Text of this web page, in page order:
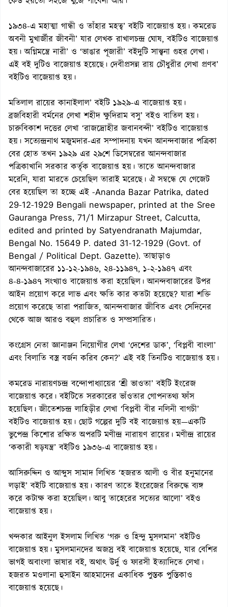
১৯৩৪-এ মহাত্মা গান্ধী ও তাঁহার মহত্ব’ বইটি বাজেয়াপ্ত হয়। কমরেড
অবনী মুখার্জীর জীবনী’ যার লেখক রাখালচন্দ্র ঘোষ, বইটিও বাজেয়াপ্ত
হয়। অগ্নিমন্ত্রে নারী’ ও ‘ভাঙার পূজারী’ বইদুটি সান্ত্বনা গুহর লেখা।
এই বই দুটিও বাজেয়াপ্ত হয়েছে। দেবীপ্রসন্ন রায় চৌধুরীর লেখা প্রণব’
বইটিও বাজেয়াপ্ত হয়।
মতিলাল রায়ের কানাইলাল’ বইটি ১৯২৯-এ বাজেয়াপ্ত হয়।
ব্রজবিহারী বর্মনের লেখা শহীদ ক্ষুদিরাম বসু’ বইও বাতিল হয়।
চারুবিকাশ দত্তের লেখা ‘রাজদ্রোহীর জবানবন্দী’ বইটিও বাজেয়াপ্ত
হয়। সত্যেন্দ্রনাথ মজুমদার-এর সম্পাদনায় যখন আনন্দবাজার পত্রিকা
বের হোত তখন ১৯২৯ এর ২৯শে ডিসেম্বরের আনন্দবাজার
পত্রিকাখানি সরকার কর্তৃক বাজেয়াপ্ত হয়। তাতে আনন্দবাজার
মরেনি, যারা মারতে চেয়েছিল তারাই মরেছে। ঐ সম্বন্ধে যে গেজেট
বের হয়েছিল তা হচ্ছে এই -Ananda Bazar Patrika, dated
29-12-1929 Bengali newspaper, printed at the Sree
Gauranga Press, 71/1 Mirzapur Street, Calcutta,
edited and printed by Satyendranath Majumdar,
Bengal No. 15649 P. dated 31-12-1929 (Govt. of
Bengal / Political Dept. Gazette). তাছাড়াও
আনন্দবাজারের ১১-১২-১৯৪৬, ২৪-১১৯৪৭, ১-২-১৯৪৭ এবং
৪-৪-১৯৪৭ সংখ্যাও বাজেয়াপ্ত করা হয়েছিল। আনন্দবাজারের উপর
আইন প্রয়োগ করে লাভ এবং ক্ষতি কার কতটা হয়েছে? যারা শক্তি
প্রয়োগ করেছে তারা পরাজিত, আনন্দবাজার জীবিত এবং সেদিনের
থেকে আজ আরও বহুল প্রচারিত ও সম্প্রসারিত।
কংগ্রেস নেতা জ্ঞানাঞ্জন নিয়োগীর লেখা ‘দেশের ডাক’, ‘বিপ্লবী বাংলা’
এবং বিলাতি বস্ত্র বর্জন করিব কেন?’ এই বই তিনটিও বাজেয়াপ্ত হয়।
কমরেড নারায়ণচন্দ্র বন্দোপাধ্যায়ের ‘শ্রী ভাওতা’ বইটি ইংরেজ
বাজেয়াপ্ত করে। বইটিতে সরকারের ভাঁওতার গোপনতথ্য ফাঁস
হয়েছিল। জীতেশচন্দ্র লাহিড়ীর লেখা ‘বিপ্লবী বীর নলিনী বাগচী’
বইটিও বাজেয়াপ্ত হয়। ছোট গল্পের দুটি বই বাজেয়াপ্ত হয়—একটি
ভুপেন্দ্র কিশোর রক্ষিত অপরটি মণীন্দ্র নারায়ণ রায়ের। মণীন্দ্র রায়ের
‘ককারী ষড়যন্ত্র’ বইটিও ১৯৩৬-এ বাজেয়াপ্ত হয়।
আসিরুদ্দিন ও আব্দুস সামাদ লিখিত ‘হজরত আলী ও বীর হনুমানের
লড়াই’ বইটি বাজেয়াপ্ত হয়। কারণ তাতে ইংরেজের বিরুদ্ধে ব্যঙ্গ
করে কটাক্ষ করা হয়েছিল। আবু তাহেরের সত্যের আলো’ বইও
বাজেয়াপ্ত হয়।
খন্দকার আইনুল ইসলাম লিখিত ‘গরু ও হিন্দু মুসলমান’ বইটিও
বাজেয়াপ্ত হয়। মুসলমানদের অজস্র বই বাজেয়াপ্ত হয়েছে, যার বেশির
ভাগই অবাংলা ভাষার বই, অথাৎ উর্দু ও ফারসী ইত্যাদিতে লেখা।
হজরত মওলানা হুসাইন আহমাদের একাধিক পুস্তক পুস্তিকাও
বাজেয়াপ্ত হয়েছে।